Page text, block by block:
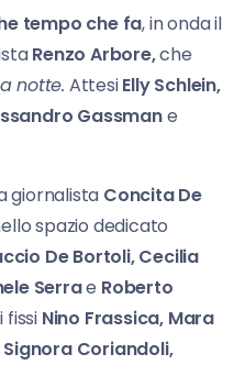
tempo che fa, in onda il
Renzo Arbore,che
notte. AttesiElly Schlein,
Gassmane
giornalista Concita De
spazio dedicato
De Bortoli, Cecilia
Serrae Roberto
fissi Nino Frassica, Mara
Signora Coriandoli,